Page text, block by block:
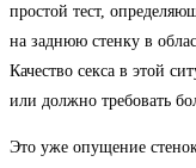
простой тест,
на заднюю стенку в
Качество секса в этой
или должно требовать
Это уже опущение